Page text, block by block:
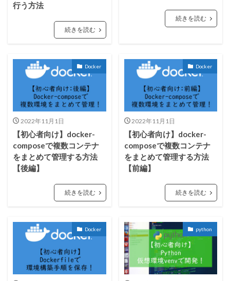
行う方法
続きを読む
続きを読む
Docker
2022年11月1日
【初心者向け】docker-
composeで複数コンテナ
をまとめて管理する方法
【後編】
続きを読む
Docker
2022年11月1日
【初心者向け】docker-
composeで複数コンテナ
をまとめて管理する方法
【前編】
続きを読む
Docker python